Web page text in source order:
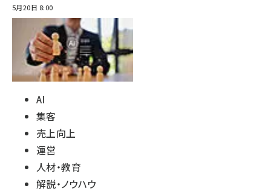
5月20日 8:00
AI
集客
売上向上
運営
人材・教育
解説・ノウハウ